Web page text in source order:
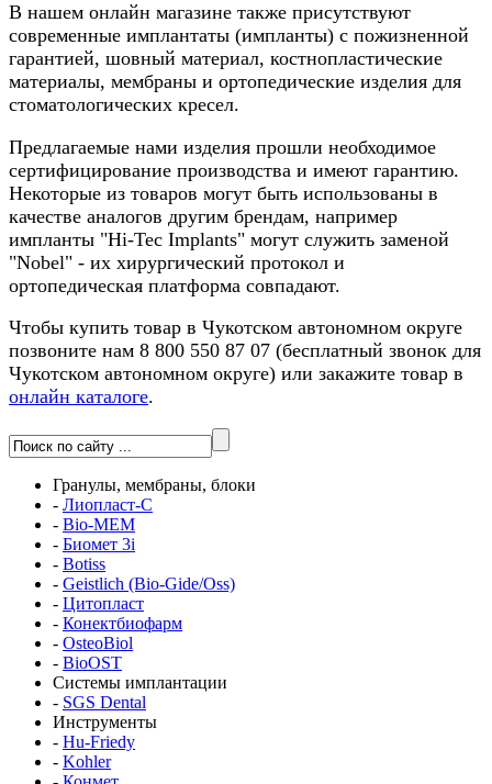
В нашем онлайн магазине также присутствуют
современные имплантаты (импланты) с пожизненной
гарантией, шовный материал, костнопластические
материалы, мембраны и ортопедические изделия для
стоматологических кресел.
Предлагаемые нами изделия прошли необходимое
сертифицирование производства и имеют гарантию.
Некоторые из товаров могут быть использованы в
качестве аналогов другим брендам, например
импланты "Hi-Tec Implants" могут служить заменой
"Nobel" - их хирургический протокол и
ортопедическая платформа совпадают.
Чтобы купить товар в Чукотском автономном округе
позвоните нам 8 800 550 87 07 (бесплатный звонок для
Чукотском автономном округе) или закажите товар в
онлайн каталоге.
Гранулы, мембраны, блоки
- Лиопласт-С
- Bio-MEM
- Биомет 3i
- Botiss
- Geistlich (Bio-Gide/Oss)
- Цитопласт
- Конектбиофарм
- OsteoBiol
- BioOST
Системы имплантации
- SGS Dental
Инструменты
- Hu-Friedy
- Kohler